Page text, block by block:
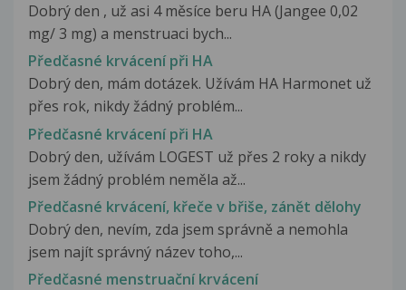
Dobrý den , už asi 4 měsíce beru HA (Jangee 0,02
mg/ 3 mg) a menstruaci bych...
Předčasné krvácení při HA
Dobrý den, mám dotázek. Užívám HA Harmonet už
přes rok, nikdy žádný problém...
Předčasné krvácení při HA
Dobrý den, užívám LOGEST už přes 2 roky a nikdy
jsem žádný problém neměla až...
Předčasné krvácení, křeče v břiše, zánět dělohy
Dobrý den, nevím, zda jsem správně a nemohla
jsem najít správný název toho,...
Předčasné menstruační krvácení